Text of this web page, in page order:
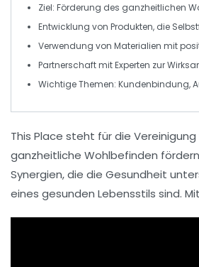
Ziel: Förderung des ganzheitlichen
Entwicklung von Produkten, die
Verwendung von Materialien mit
Partnerschaft mit Experten zur
Wichtige Themen: Kundenbindung,
This Place steht für die
ganzheitliche Wohlbefinden
Synergien, die die Gesundheit
eines gesunden Lebensstils sind.